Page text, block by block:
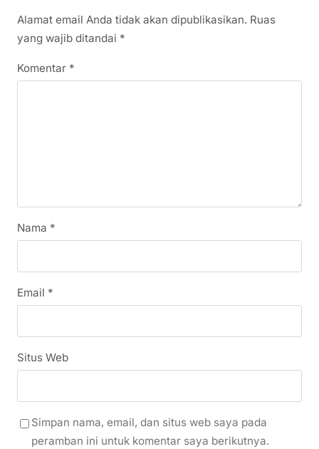
Alamat email Anda tidak akan dipublikasikan. Ruas
yang wajib ditandai *
Komentar *
Nama *
Email *
Situs Web
Simpan nama, email, dan situs web saya pada
peramban ini untuk komentar saya berikutnya.